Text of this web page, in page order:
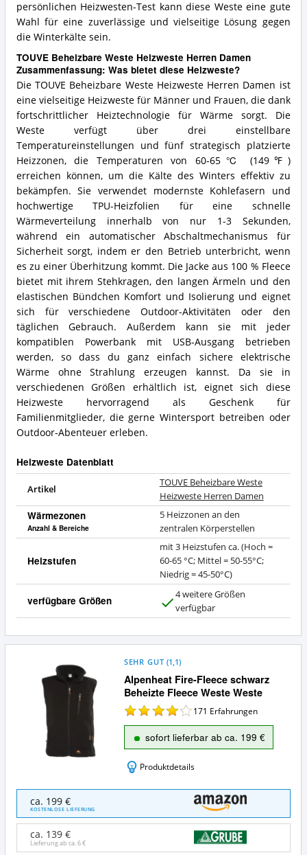
persönlichen Heizwesten-Test kann diese Weste eine gute
Wahl für eine zuverlässige und vielseitige Lösung gegen
die Winterkälte sein.
TOUVE Beheizbare Weste Heizweste Herren Damen
Zusammenfassung: Was bietet diese Heizweste?
Die TOUVE Beheizbare Weste Heizweste Herren Damen ist
eine vielseitige Heizweste für Männer und Frauen, die dank
fortschrittlicher Heiztechnologie für Wärme sorgt. Die
Weste verfügt über drei einstellbare
Temperatureinstellungen und fünf strategisch platzierte
Heizzonen, die Temperaturen von 60-65℃ (149℉)
erreichen können, um die Kälte des Winters effektiv zu
bekämpfen. Sie verwendet modernste Kohlefasern und
hochwertige TPU-Heizfolien für eine schnelle
Wärmeverteilung innerhalb von nur 1-3 Sekunden,
während ein automatischer Abschaltmechanismus für
Sicherheit sorgt, indem er den Betrieb unterbricht, wenn
es zu einer Überhitzung kommt. Die Jacke aus 100 % Fleece
bietet mit ihrem Stehkragen, den langen Ärmeln und den
elastischen Bündchen Komfort und Isolierung und eignet
sich für verschiedene Outdoor-Aktivitäten oder den
täglichen Gebrauch. Außerdem kann sie mit jeder
kompatiblen Powerbank mit USB-Ausgang betrieben
werden, so dass du ganz einfach sichere elektrische
Wärme ohne Strahlung erzeugen kannst. Da sie in
verschiedenen Größen erhältlich ist, eignet sich diese
Heizweste hervorragend als Geschenk für
Familienmitglieder, die gerne Wintersport betreiben oder
Outdoor-Abenteuer erleben.
Heizweste Datenblatt
Artikel
TOUVE Beheizbare Weste
Heizweste Herren Damen
Wärmezonen
Anzahl & Bereiche
5 Heizzonen an den
zentralen Körperstellen
Heizstufen
mit 3 Heizstufen ca. (Hoch =
60-65 °C; Mittel = 50-55°C;
Niedrig = 45-50°C)
verfügbare Größen
a
4 weitere Größen
verfügbar
Alpenheat Fire-Fleece schwarz
Beheizte Fleece Weste Weste
SEHR GUT (1,1)
171 Erfahrungen
sofort lieferbar ab ca. 199 €
Produktdetails
Alpenheat
Fire-
Fleece
schwarz
Beheizte
ca. 199 €
KOSTENLOSE LIEFERUNG
ca. 139 €
Lieferung ab ca.6 €